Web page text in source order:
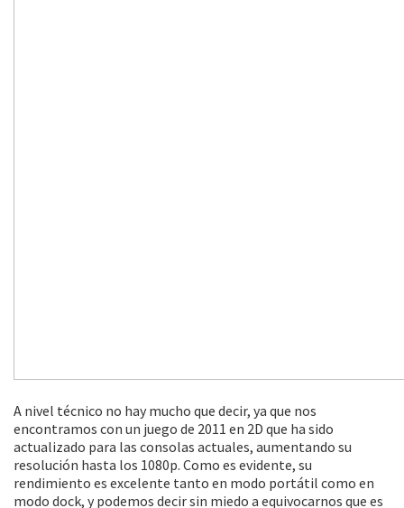
A nivel técnico no hay mucho que decir, ya que nos
encontramos con un juego de 2011 en 2D que ha sido
actualizado para las consolas actuales, aumentando su
resolución hasta los 1080p. Como es evidente, su
rendimiento es excelente tanto en modo portátil como en
modo dock, y podemos decir sin miedo a equivocarnos que es